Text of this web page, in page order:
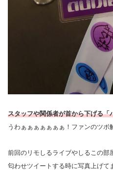
スタッフや関係者が首から下げる「
うわぁぁぁぁぁぁぁ！ファンのツボ
前回のリモしるライブやしるこの
匂わせツイートする時に写真上げて